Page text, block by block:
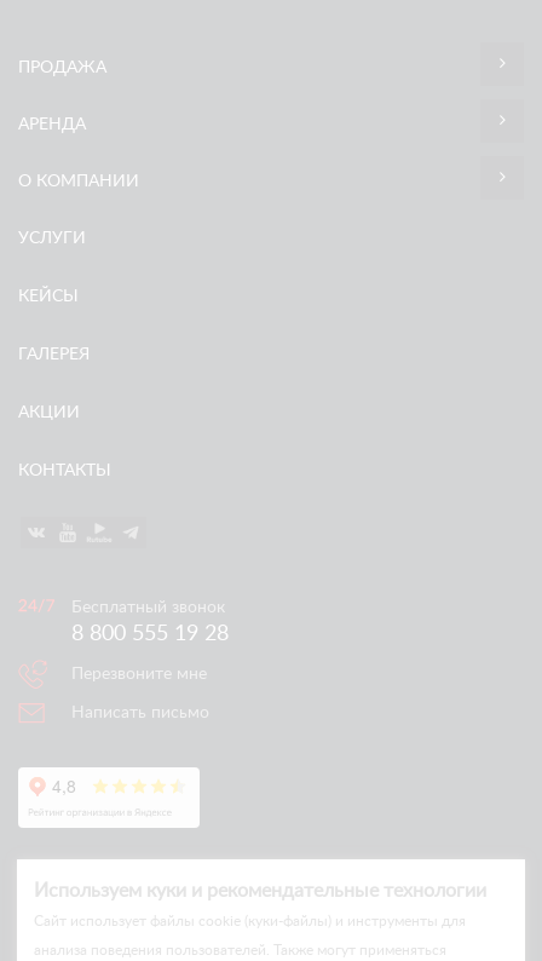
ПРОДАЖА
АРЕНДА
О КОМПАНИИ
УСЛУГИ
КЕЙСЫ
ГАЛЕРЕЯ
АКЦИИ
КОНТАКТЫ
Бесплатный звонок
8 800 555 19 28
Перезвоните мне
Написать письмо
Используем куки и рекомендательные технологии
Cайт использует файлы cookie (куки-файлы) и инструменты для
анализа поведения пользователей. Также могут применяться